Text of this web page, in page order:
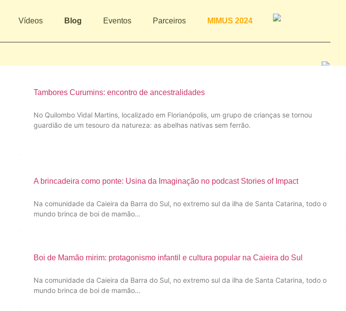
Vídeos Blog Eventos Parceiros MIMUS 2024
Tambores Curumins: encontro de ancestralidades
No Quilombo Vidal Martins, localizado em Florianópolis, um grupo de crianças se tornou
guardião de um tesouro da natureza: as abelhas nativas sem ferrão.
A brincadeira como ponte: Usina da Imaginação no podcast Stories of Impact
Na comunidade da Caieira da Barra do Sul, no extremo sul da ilha de Santa Catarina, todo o
mundo brinca de boi de mamão…
Boi de Mamão mirim: protagonismo infantil e cultura popular na Caieira do Sul
Na comunidade da Caieira da Barra do Sul, no extremo sul da ilha de Santa Catarina, todo o
mundo brinca de boi de mamão…